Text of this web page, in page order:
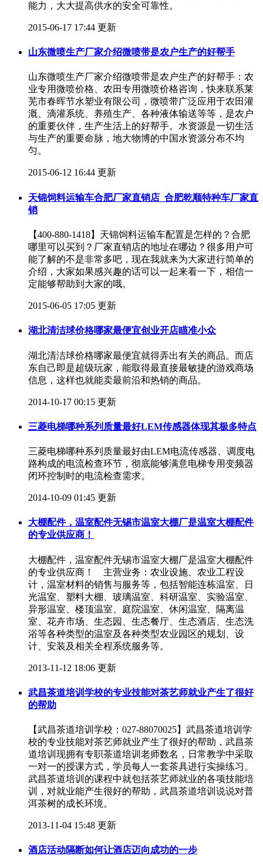
能力，大大提高供水的安全可靠性。
2015-06-17 17:44 更新
山东微喷生产厂家介绍微喷带是农户生产的好帮手
山东微喷生产厂家介绍微喷带是农户生产的好帮手：农
业专用微喷价格、农田专用微喷价格咨询，快来联系莱
芜市春晖节水塑业有限公司，微喷带广泛应用于农田灌
溉、滴灌系统、养殖生产、各种液体输送等等，是农户
的重要伙伴，生产生活上的好帮手。水资源是一切生活
与生产的重要命脉，地大物博的中国水资源分布不均
匀。
2015-06-12 16:44 更新
天锦饲料运输车合肥厂家直销店_合肥乾顺特种车厂家直
销
【400-880-1418】天锦饲料运输车配置是怎样的？合肥
哪里可以买到？厂家直销店的地址在哪边？很多用户可
能了解的不是非常多吧，现在我就来为大家进行简单的
介绍，大家如果感兴趣的话可以一起来看一下，相信一
定能够帮助到大家的哦。
2015-06-05 17:05 更新
湖北清洁球价格哪家最便宜创业开店瞄准小众
湖北清洁球价格哪家最便宜就得弄出有关的商品。而店
东自己即是超级玩家，能取得最直接最敏捷的游戏商场
信息，这样也就能卖最前沿和热销的商品。
2014-10-17 00:15 更新
三菱电梯哪种系列质量最好LEM传感器体现其极多特点
三菱电梯哪种系列质量最好由LEM电流传感器、调度电
路构成的电流检查环节，彻底能够满意电梯专用变频器
闭环控制时的电流检查需求。
2014-10-09 01:45 更新
大棚配件，温室配件无锡市温室大棚厂是温室大棚配件
的专业供应商！
大棚配件，温室配件无锡市温室大棚厂是温室大棚配件
的专业供应商！ 主营业务：农业设施、农业工程设
计，温室材料的销售与服务等，包括智能连栋温室、日
光温室、塑料大棚、玻璃温室、科研温室、实验温室、
异形温室、楼顶温室、庭院温室、休闲温室、隔离温
室、花卉市场、生态园、生态餐厅、生态酒店、生态洗
浴等各种类型的温室及各种类型农业园区的规划、设
计、安装及相关全程系统服务等。
2013-11-12 18:06 更新
武昌茶道培训学校的专业技能对茶艺师就业产生了很好
的帮助
【武昌茶道培训学校：027-88070025】武昌茶道培训学
校的专业技能对茶艺师就业产生了很好的帮助，武昌茶
道培训现拥有专职茶道培训老师数名，日常教学中采取
一对一的授课方式，学员每人一套茶具进行实操练习。
武昌茶道培训的课程中就包括茶艺师就业的各项技能培
训，对就业能产生很好的帮助，武昌茶道培训说说对普
洱茶树的成长环境。
2013-11-04 15:48 更新
酒店活动隔断如何让酒店迈向成功的一步